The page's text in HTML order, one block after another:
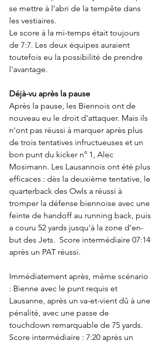
se mettre à l'abri de la tempête dans
les vestiaires.
Le score à la mi-temps était toujours
de 7:7. Les deux équipes auraient
toutefois eu la possibilité de prendre
l'avantage.
Déjà-vu après la pause
Après la pause, les Biennois ont de
nouveau eu le droit d'attaquer. Mais ils
n'ont pas réussi à marquer après plus
de trois tentatives infructueuses et un
bon punt du kicker n° 1, Alec
Mosimann. Les Lausannois ont été plus
efficaces : dès la deuxième tentative, le
quarterback des Owls a réussi à
tromper la défense biennoise avec une
feinte de handoff au running back, puis
a couru 52 yards jusqu'à la zone d'en-
but des Jets.  Score intermédiaire 07:14
après un PAT réussi.
Immédiatement après, même scénario
: Bienne avec le punt requis et
Lausanne, après un va-et-vient dû à une
pénalité, avec une passe de
touchdown remarquable de 75 yards.
Score intermédiaire : 7:20 après un